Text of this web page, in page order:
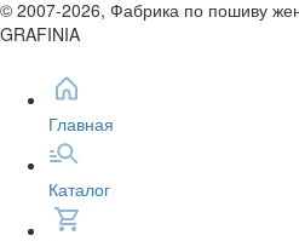
© 2007-2026, Фабрика по пошиву
GRAFINIA
Главная
Каталог